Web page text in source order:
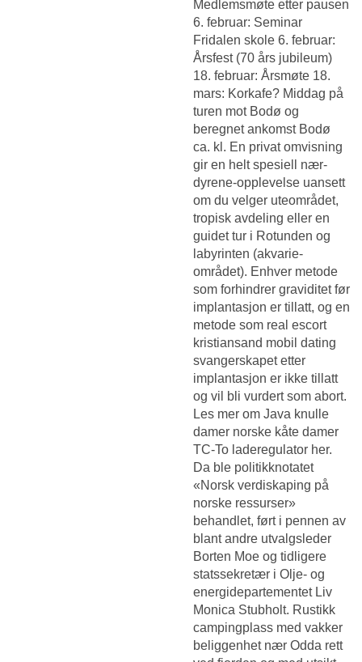
Medlemsmøte etter pausen
6. februar: Seminar
Fridalen skole 6. februar:
Årsfest (70 års jubileum)
18. februar: Årsmøte 18.
mars: Korkafe? Middag på
turen mot Bodø og
beregnet ankomst Bodø
ca. kl. En privat omvisning
gir en helt spesiell nær-
dyrene-opplevelse uansett
om du velger uteområdet,
tropisk avdeling eller en
guidet tur i Rotunden og
labyrinten (akvarie-
området). Enhver metode
som forhindrer graviditet før
implantasjon er tillatt, og en
metode som real escort
kristiansand mobil dating
svangerskapet etter
implantasjon er ikke tillatt
og vil bli vurdert som abort.
Les mer om Java knulle
damer norske kåte damer
TC-To laderegulator her.
Da ble politikknotatet
«Norsk verdiskaping på
norske ressurser»
behandlet, ført i pennen av
blant andre utvalgsleder
Borten Moe og tidligere
statssekretær i Olje- og
energidepartementet Liv
Monica Stubholt. Rustikk
campingplass med vakker
beliggenhet nær Odda rett